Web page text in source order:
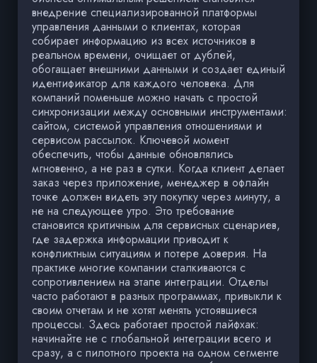
внедрение специализированной платформы
управления данными о клиентах, которая
собирает информацию из всех источников в
реальном времени, очищает от дублей,
обогащает внешними данными и создает единый
идентификатор для каждого человека. Для
компаний поменьше можно начать с простой
синхронизации между основными инструментами:
сайтом, системой управления отношениями и
сервисом рассылок. Ключевой момент
обеспечить, чтобы данные обновлялись
мгновенно, а не раз в сутки. Когда клиент делает
заказ через приложение, менеджер в офлайн
точке должен видеть эту покупку через минуту, а
не на следующее утро. Это требование
становится критичным для сервисных сценариев,
где задержка информации приводит к
конфликтным ситуациям и потере доверия. На
практике многие компании сталкиваются с
сопротивлением на этапе интеграции. Отделы
часто работают в разных программах, привыкли к
своим отчетам и не хотят менять устоявшиеся
процессы. Здесь работает простой лайфхак:
начинайте не с глобальной интеграции всего и
сразу, а с пилотного проекта на одном сегменте